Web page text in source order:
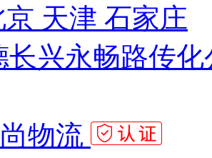
天津 石家庄
长兴永畅路传
物流